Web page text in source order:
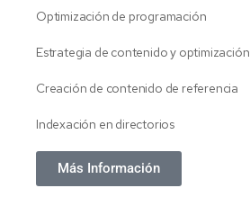
Optimización de programación
Estrategia de contenido y optimización
Creación de contenido de referencia
Indexación en directorios
Más Información